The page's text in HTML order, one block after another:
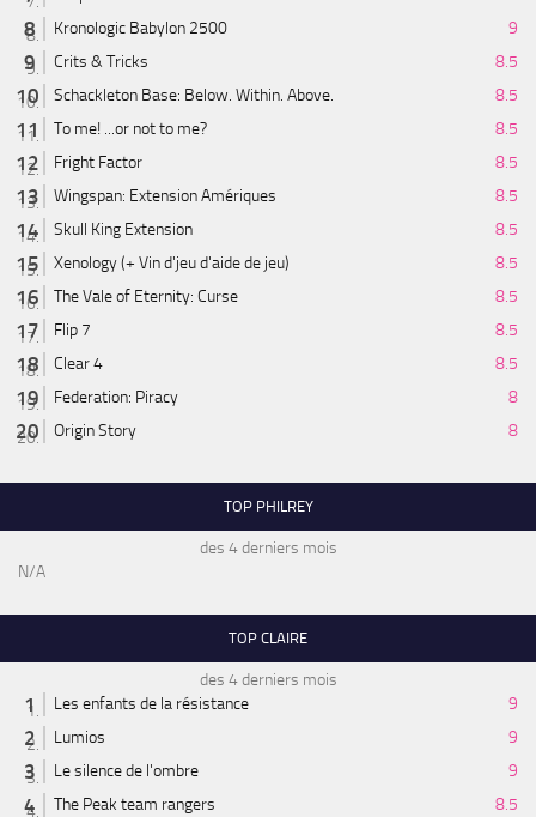
Kronologic Babylon 2500
9
Crits & Tricks
8.5
Schackleton Base: Below. Within. Above.
8.5
To me! ...or not to me?
8.5
Fright Factor
8.5
Wingspan: Extension Amériques
8.5
Skull King Extension
8.5
Xenology (+ Vin d'jeu d'aide de jeu)
8.5
The Vale of Eternity: Curse
8.5
Flip 7
8.5
Clear 4
8.5
Federation: Piracy
8
Origin Story
8
TOP PHILREY
des 4 derniers mois
N/A
TOP CLAIRE
des 4 derniers mois
Les enfants de la résistance
9
Lumios
9
Le silence de l'ombre
9
The Peak team rangers
8.5